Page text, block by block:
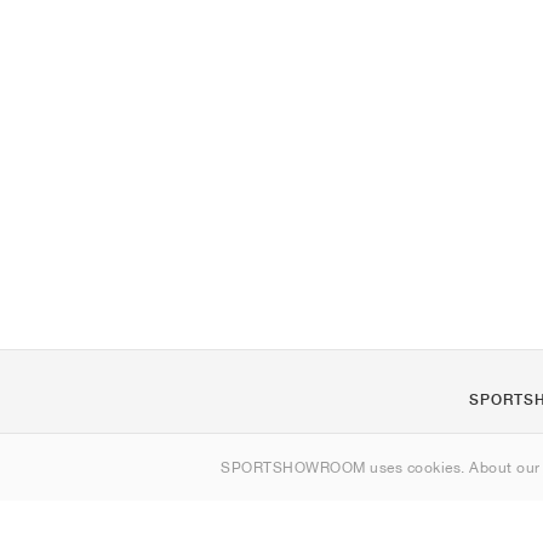
SPORTSHOWROOM uses cookies. About our
Kontakt